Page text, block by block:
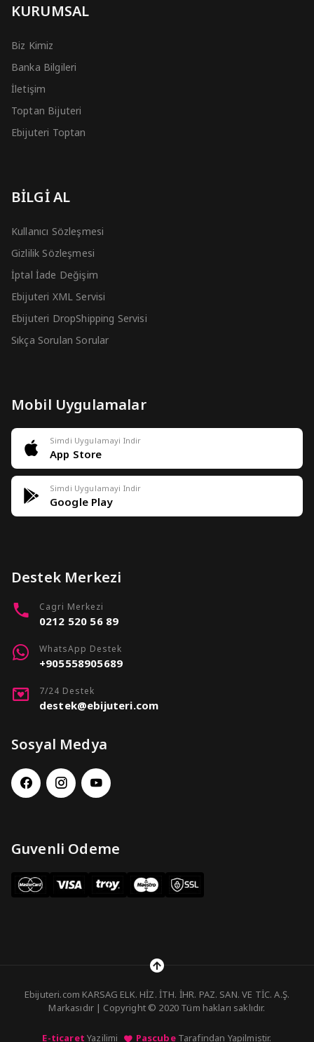
KURUMSAL
Biz Kimiz
Banka Bilgileri
İletişim
Toptan Bijuteri
Ebijuteri Toptan
BİLGİ AL
Kullanıcı Sözleşmesi
Gizlilik Sözleşmesi
İptal İade Değişim
Ebijuteri XML Servisi
Ebijuteri DropShipping Servisi
Sıkça Sorulan Sorular
Mobil Uygulamalar
Simdi Uygulamayi Indir
App Store
Simdi Uygulamayi Indir
Google Play
Destek Merkezi
Cagri Merkezi
0212 520 56 89
WhatsApp Destek
+905558905689
7/24 Destek
destek@ebijuteri.com
Sosyal Medya
Guvenli Odeme
Ebijuteri.com KARSAG ELK. HİZ. İTH. İHR. PAZ. SAN. VE TİC. A.Ş.
Markasıdır | Copyright © 2020 Tüm hakları saklıdır.
E-ticaret Yazilimi PascubeTarafindan Yapilmistir.